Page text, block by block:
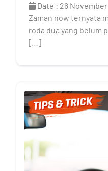
Date : 26
Zaman now ternyata
roda dua yang belum
[…]